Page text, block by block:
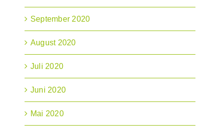
September 2020
August 2020
Juli 2020
Juni 2020
Mai 2020